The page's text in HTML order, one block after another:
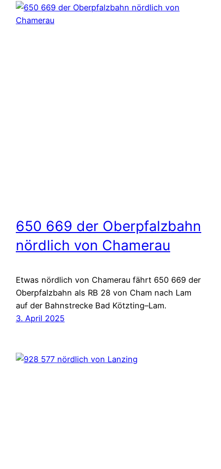
650 669 der Oberpfalzbahn
nördlich von Chamerau
Etwas nördlich von Chamerau fährt 650 669 der
Oberpfalzbahn als RB 28 von Cham nach Lam
auf der Bahnstrecke Bad Kötzting–Lam.
3. April 2025